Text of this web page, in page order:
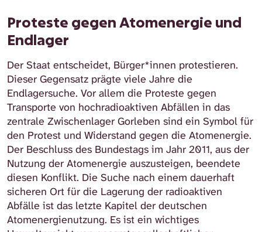
Proteste gegen Atomenergie und
Endlager
Der Staat entscheidet, Bürger*innen protestieren.
Dieser Gegensatz prägte viele Jahre die
Endlagersuche. Vor allem die Proteste gegen
Transporte von hochradioaktiven Abfällen in das
zentrale Zwischenlager Gorleben sind ein Symbol für
den Protest und Widerstand gegen die Atomenergie.
Der Beschluss des Bundestags im Jahr 2011, aus der
Nutzung der Atomenergie auszusteigen, beendete
diesen Konflikt. Die Suche nach einem dauerhaft
sicheren Ort für die Lagerung der radioaktiven
Abfälle ist das letzte Kapitel der deutschen
Atomenergienutzung. Es ist ein wichtiges